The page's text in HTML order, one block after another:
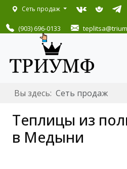
Сеть продаж
(903) 696-0133 teplitsa
Вы здесь: Сеть продаж
Теплицы из
в Медыни